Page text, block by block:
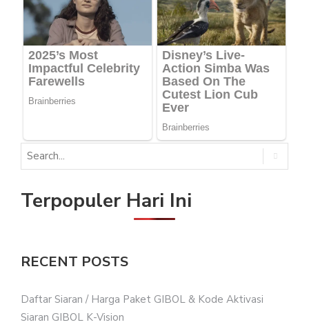
Terpopuler Hari Ini
RECENT POSTS
Daftar Siaran / Harga Paket GIBOL & Kode Aktivasi
Siaran GIBOL K-Vision